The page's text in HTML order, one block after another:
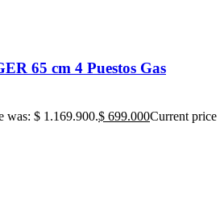
65 cm 4 Puestos Gas
was: $ 1.169.900.$ 699.000Current price